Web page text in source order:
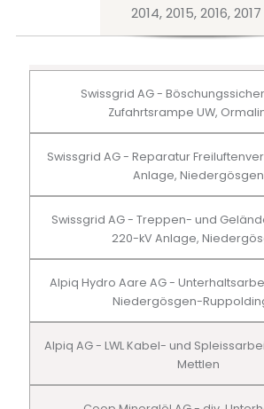
2014, 2015, 2016, 2017
Swissgrid AG -
Zufahrtsrampe UW,
Swissgrid AG - Reparatur
Anlage, Niedergösgen
Swissgrid AG - Treppen- und
220-kV Anlage,
Alpiq Hydro Aare AG -
Niedergösgen-
Alpiq AG - LWL Kabel- und
Mettlen